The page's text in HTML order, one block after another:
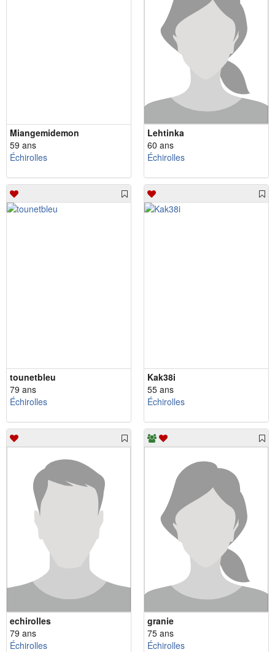
Miangemidemon
59 ans
Échirolles
Lehtinka
60 ans
Échirolles
tounetbleu
79 ans
Échirolles
Kak38i
55 ans
Échirolles
echirolles
79 ans
Échirolles
granie
75 ans
Échirolles